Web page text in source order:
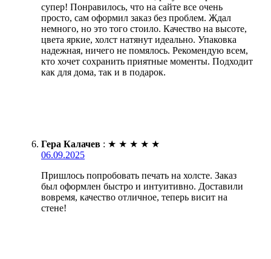
супер! Понравилось, что на сайте все очень
просто, сам оформил заказ без проблем. Ждал
немного, но это того стоило. Качество на высоте,
цвета яркие, холст натянут идеально. Упаковка
надежная, ничего не помялось. Рекомендую всем,
кто хочет сохранить приятные моменты. Подходит
как для дома, так и в подарок.
Гера Калачев : ★ ★ ★ ★ ★
06.09.2025
Пришлось попробовать печать на холсте. Заказ
был оформлен быстро и интуитивно. Доставили
вовремя, качество отличное, теперь висит на
стене!